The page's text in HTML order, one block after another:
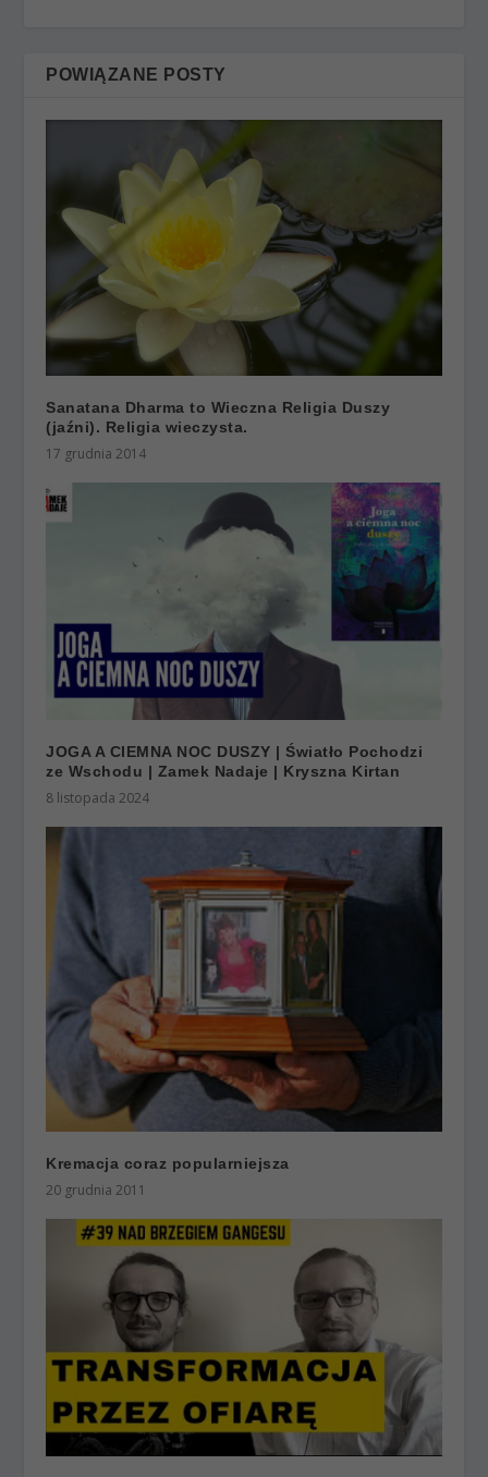
POWIĄZANE POSTY
Sanatana Dharma to Wieczna Religia Duszy
(jaźni). Religia wieczysta.
17 grudnia 2014
JOGA A CIEMNA NOC DUSZY | Światło Pochodzi
ze Wschodu | Zamek Nadaje | Kryszna Kirtan
8 listopada 2024
Kremacja coraz popularniejsza
20 grudnia 2011